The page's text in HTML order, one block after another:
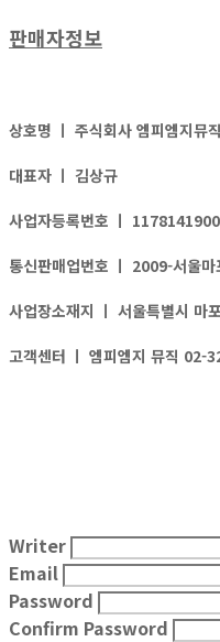
판매자정보
상호명 ㅣ 주식회사 엠피엠지뮤
대표자 ㅣ 김상규
사업자등록번호 ㅣ 1178141900
통신판매업번호 ㅣ 2009-서울
사업장소재지 ㅣ 서울특별시 마
고객센터 ㅣ 엠피엠지 뮤직
Writer
Email
Password
Confirm Password